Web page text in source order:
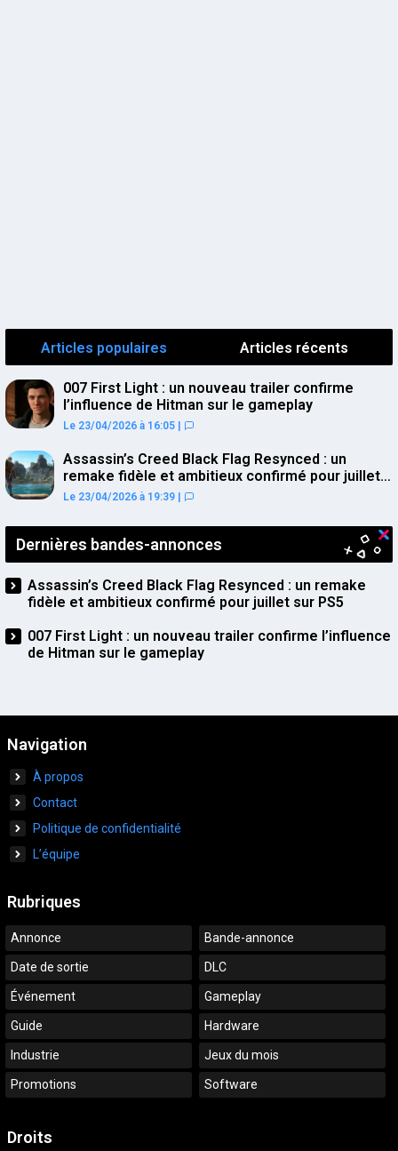
Articles populaires Articles récents
007 First Light : un nouveau trailer confirme
l’influence de Hitman sur le gameplay
Le 23/04/2026 à 16:05 |
Assassin’s Creed Black Flag Resynced : un
remake fidèle et ambitieux confirmé pour juillet
sur PS5
Le 23/04/2026 à 19:39 |
Dernières bandes-annonces
Assassin’s Creed Black Flag Resynced : un remake
fidèle et ambitieux confirmé pour juillet sur PS5
007 First Light : un nouveau trailer confirme l’influence
de Hitman sur le gameplay
Navigation
À propos
Contact
Politique de confidentialité
L’équipe
Rubriques
Annonce Bande-annonce
Date de sortie DLC
Événement Gameplay
Guide Hardware
Industrie Jeux du mois
Promotions Software
Droits